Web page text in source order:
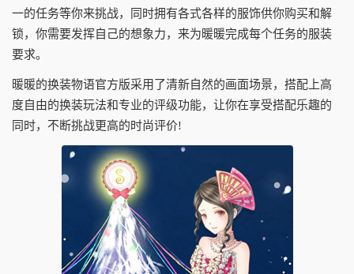
一的任务等你来挑战，同时拥有各式各样的服饰供你购买和解
锁，你需要发挥自己的想象力，来为暖暖完成每个任务的服装
要求。
暖暖的换装物语官方版采用了清新自然的画面场景，搭配上高
度自由的换装玩法和专业的评级功能，让你在享受搭配乐趣的
同时，不断挑战更高的时尚评价!